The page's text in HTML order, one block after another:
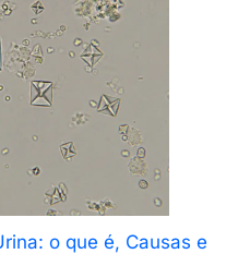
o que é, Causas e